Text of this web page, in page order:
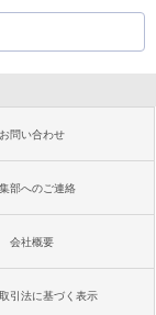
お問い合わせ
部へのご連絡
会社概要
引法に基づく表示